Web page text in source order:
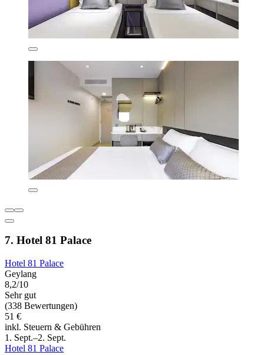
7. Hotel 81 Palace
Hotel 81 Palace
Geylang
8,2/10
Sehr gut
(338 Bewertungen)
51 €
inkl. Steuern & Gebühren
1. Sept.–2. Sept.
Hotel 81 Palace